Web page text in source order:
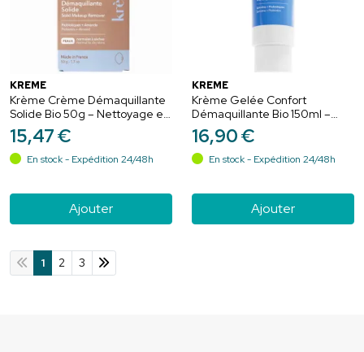
KRÈME
Krème Crème Démaquillante
Solide Bio 50g – Nettoyage et
douceur
15,47€
En stock - Expédition 24/48h
Ajouter
KRÈME
Krème Gelée Confort
Démaquillante Bio 150ml –
Nettoyage et pureté
16,90€
En stock - Expédition 24/48h
Ajouter
1 2 3